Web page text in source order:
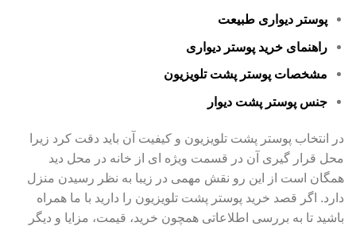
پوستر دیواری طبیعت
راهنمای خرید پوستر دیواری
مشخصات پوستر پشت تلویزیون
جنس پوستر پشت دیوار
در انتخاب پوستر پشت تلویزیون و کیفیت آن باید دقت کرد زیرا
محل قرار گیری آن در قسمت ویژه ای از خانه در محل دید
همگان است از این رو نقش مهمی در زیبا به نظر رسیدن منزل
دارد. اگر قصد خرید پوستر پشت تلویزیون را دارید با ما همراه
باشید تا به بررسی اطلاعاتی همچون خرید، قیمت، مزایا و دیگر